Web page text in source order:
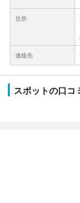
住所
連絡先
スポットの口コ